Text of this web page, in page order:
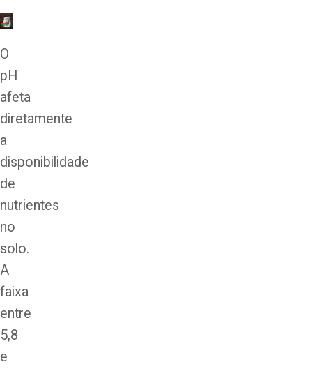
O
pH
afeta
diretamente
a
disponibilidade
de
nutrientes
no
solo.
A
faixa
entre
5,8
e